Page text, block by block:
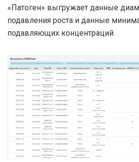
«Патоген» выгружает данные
подавления роста и данные
подавляющих концентраций.